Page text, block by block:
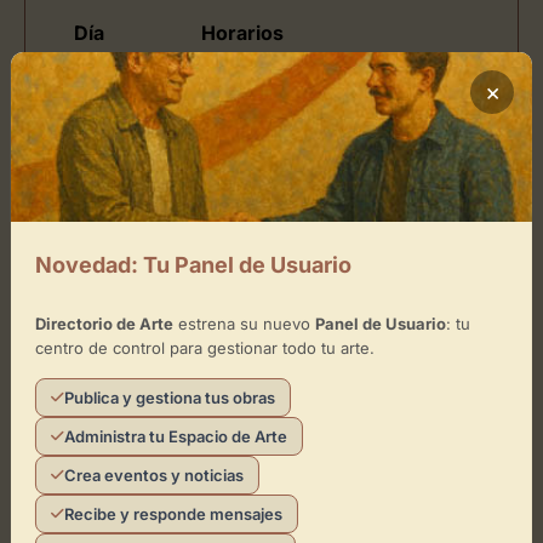
Día Horarios
Lunes
de 08:00 - 13:00, y de 15:00
- 18:00
Martes
de 08:00 - 13:00, y de 15:00
- 18:00
Miércoles
de 08:00 - 13:00, y de 15:00
Viernes
de 08:00 - 15:00
Sábado
Domingo
×
Novedad: Tu Panel de Usuario
Directorio de Arteestrena su nuevo Panel de Usuario: tu
centro de control para gestionar todo tu arte.
Publica y gestiona tus obras
Administra tu Espacio de Arte
Crea eventos y noticias
Recibe y responde mensajes